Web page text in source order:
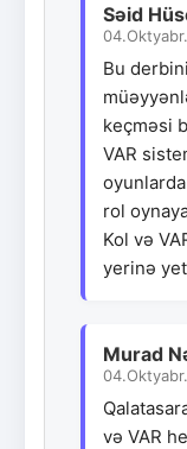
Səid
Bu
keçməsi
VAR
rol
Kol və
yerinə
Murad
və VAR